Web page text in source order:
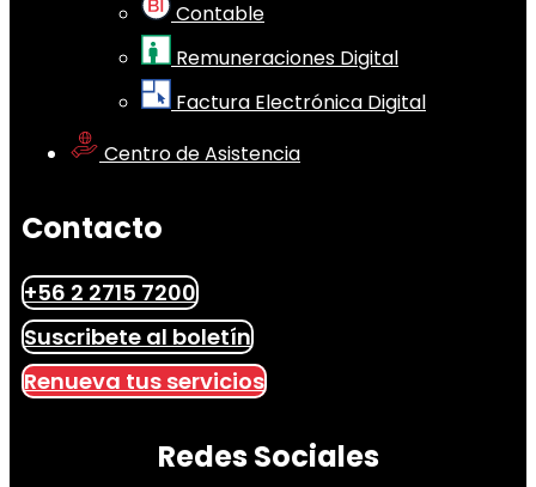
Contable
Remuneraciones Digital
Factura Electrónica Digital
Centro de Asistencia
Contacto
+56 2 2715 7200
Suscribete al boletín
Renueva tus servicios
Redes Sociales